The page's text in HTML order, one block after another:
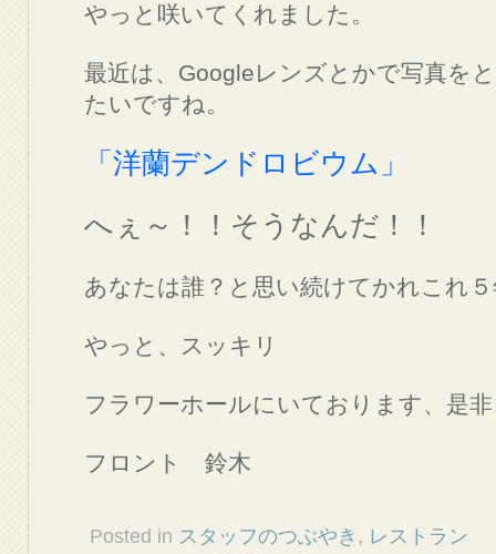
やっと咲いてくれました。
最近は、Googleレンズとかで写真を
たいですね。
「洋蘭デンドロビウム」
へぇ～！！そうなんだ！！
あなたは誰？と思い続けてかれこれ
やっと、スッキリ
フラワーホールにいております、是
フロント 鈴木
Posted in スタッフのつぶやき , レスト